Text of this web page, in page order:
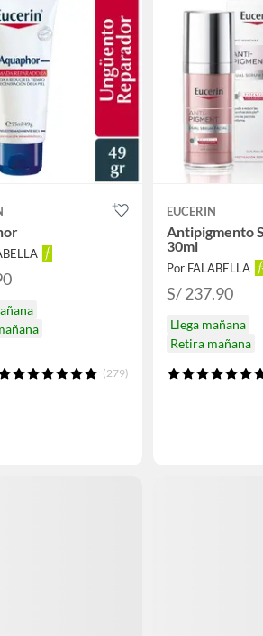
(279)
EUCERIN
Antipigmento
30ml
Por FALABELLA
S/ 237.90
Llega mañana
Retira mañana